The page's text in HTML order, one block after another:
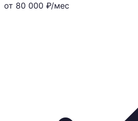
от 80 000 ₽/мес